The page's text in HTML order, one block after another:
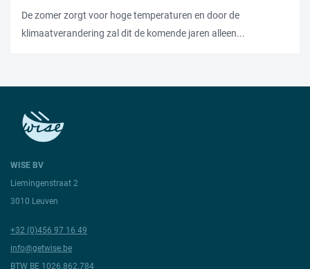
De zomer zorgt voor hoge temperaturen en door de
klimaatverandering zal dit de komende jaren alleen...
WISE BV
Liemingenstraat 2
3010 Leuven
+32 (0)456 97 16 49
info@getwise.be
BTW BE 1026.862.784